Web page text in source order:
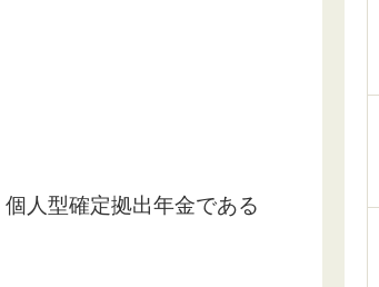
人型確定拠出年金である